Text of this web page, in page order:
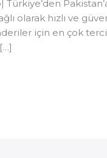
Türkiye’den
olarak hızlı ve
için en çok